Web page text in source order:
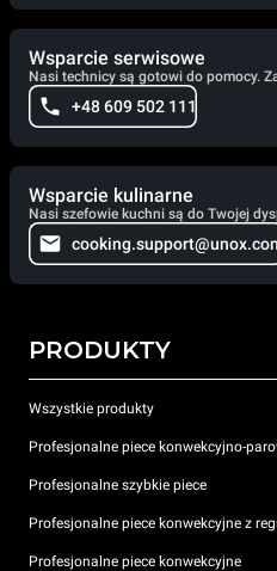
Wsparcie serwisowe
Nasi technicy są gotowi do pomocy.
+48 609 502 111
Wsparcie kulinarne
Nasi szefowie kuchni są do Twojej
PRODUKTY
Wszystkie produkty
Profesjonalne piece konwekcyjno-
Profesjonalne szybkie piece
Profesjonalne piece konwekcyjne z
Profesjonalne piece konwekcyjne